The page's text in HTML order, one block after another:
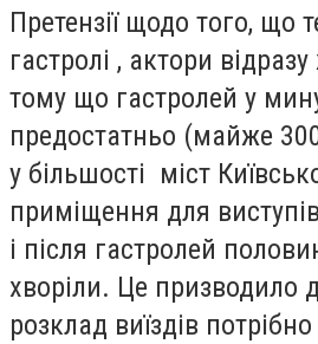
Претензії щодо того, що
гастролі , актори
тому що гастролей у
предостатньо (майже
у більшості міст
приміщення для
і після гастролей
хворіли. Це призводило
розклад виїздів